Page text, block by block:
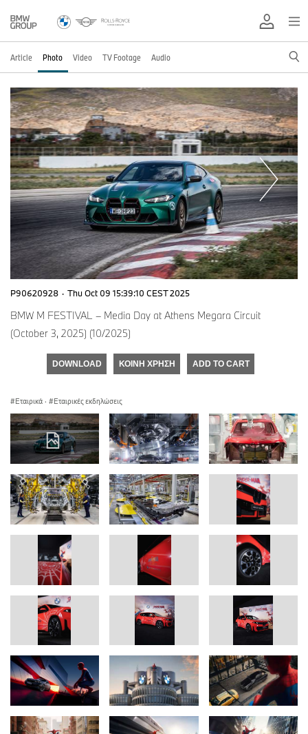
Article Photo Video TV Footage Audio
P90620928 · Thu Oct 09 15:39:10 CEST 2025
BMW M FESTIVAL – Media Day at Athens Megara Circuit
(October 3, 2025) (10/2025)
DOWNLOAD ΚΟΙΝΉ ΧΡΉΣΗ ADD TO CART
Εταιρικά · Εταιρικές εκδηλώσεις